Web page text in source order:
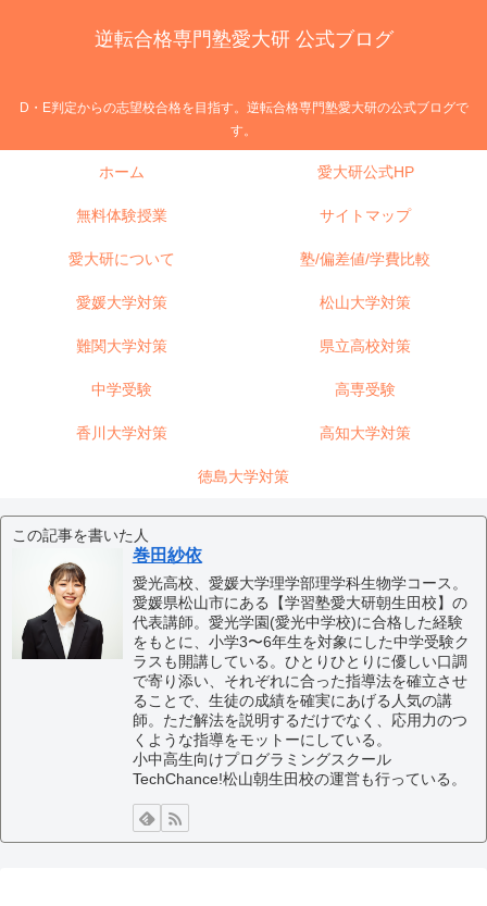
逆転合格専門塾愛大研 公式ブログ
D・E判定からの志望校合格を目指す。逆転合格専門塾愛大研の公式ブログで
す。
ホーム 愛大研公式HP
無料体験授業 サイトマップ
愛大研について 塾/偏差値/学費比較
愛媛大学対策 松山大学対策
難関大学対策 県立高校対策
中学受験 高専受験
香川大学対策 高知大学対策
徳島大学対策
この記事を書いた人
巻田紗依
愛光高校、愛媛大学理学部理学科生物学コース。
愛媛県松山市にある【学習塾愛大研朝生田校】の
代表講師。愛光学園(愛光中学校)に合格した経験
をもとに、小学3〜6年生を対象にした中学受験ク
ラスも開講している。ひとりひとりに優しい口調
で寄り添い、それぞれに合った指導法を確立させ
ることで、生徒の成績を確実にあげる人気の講
師。ただ解法を説明するだけでなく、応用力のつ
くような指導をモットーにしている。
小中高生向けプログラミングスクール
TechChance!松山朝生田校の運営も行っている。